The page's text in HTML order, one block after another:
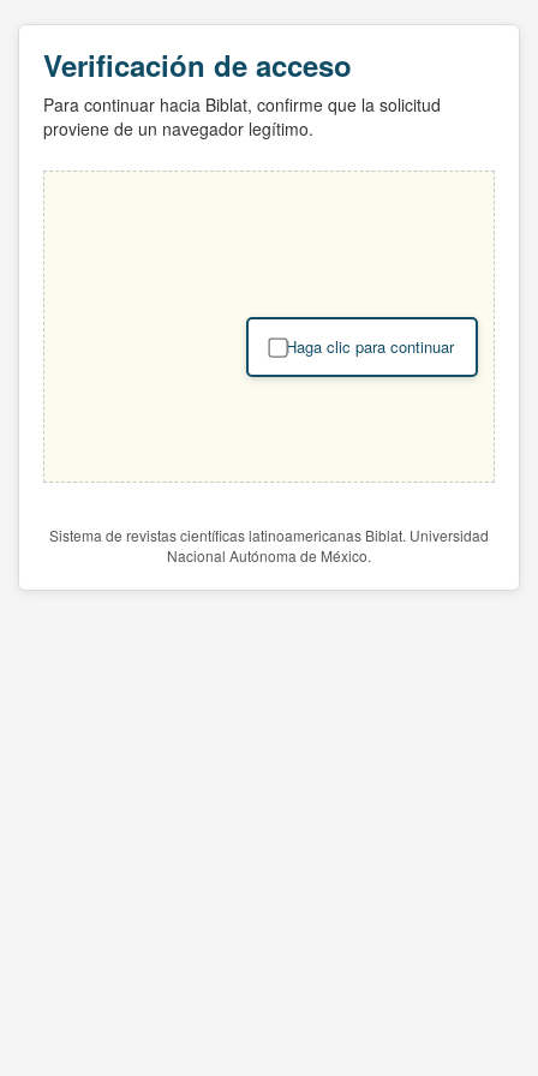
Verificación de acceso
Para continuar hacia Biblat, confirme que la solicitud
proviene de un navegador legítimo.
Haga clic para continuar
Sistema de revistas científicas latinoamericanas Biblat. Universidad
Nacional Autónoma de México.